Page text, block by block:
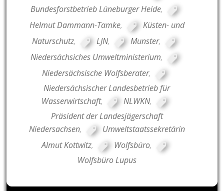
Bundesforstbetrieb Lüneburger Heide,
Helmut Dammann-Tamke,
Küsten- und
Naturschutz, LJN, Munster,
Niedersächsiches Umweltministerium,
Niedersächsische Wolfsberater,
Niedersächsischer Landesbetrieb für
Wasserwirtschaft, NLWKN,
Präsident der Landesjägerschaft
Niedersachsen,
Umweltstaatssekretärin
Almut Kottwitz, Wolfsbüro,
Wolfsbüro Lupus